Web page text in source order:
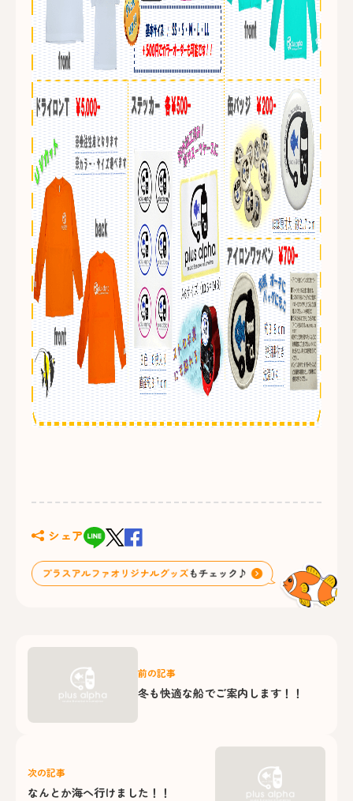
シェア
前の記事
冬も快適な船でご案内します！！
次の記事
なんとか海へ行けました！！